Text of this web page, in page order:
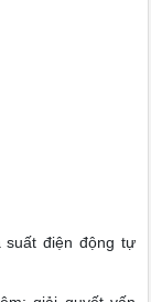
suất điện động tự